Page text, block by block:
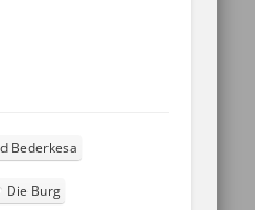
Bederkesa
Die Burg